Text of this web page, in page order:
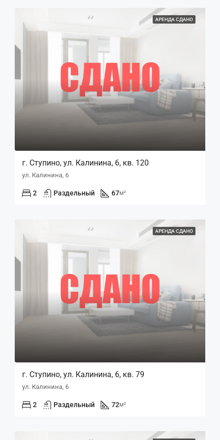
АРЕНДА СДАНО
г. Ступино, ул. Калинина, 6, кв. 120
ул. Калинина, 6
2 Раздельный 67м²
АРЕНДА СДАНО
г. Ступино, ул. Калинина, 6, кв. 79
ул. Калинина, 6
2 Раздельный 72м²